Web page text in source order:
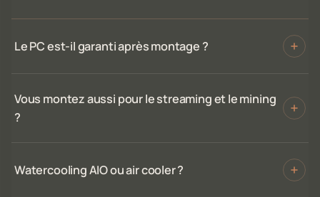
Le PC est-il garanti après montage ?
Vous montez aussi pour le streaming et le mining
?
Watercooling AIO ou air cooler ?